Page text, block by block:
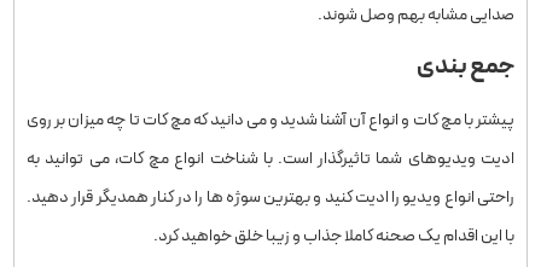
صدایی مشابه بهم وصل شوند.
جمع بندی
پیشتر با مچ کات و انواع آن آشنا شدید و می دانید که مچ کات تا چه میزان بر روی
ادیت ویدیوهای شما تاثیرگذار است. با شناخت انواع مچ کات، می توانید به
راحتی انواع ویدیو را ادیت کنید و بهترین سوژه ها را در کنار همدیگر قرار دهید.
با این اقدام یک صحنه کاملا جذاب و زیبا خلق خواهید کرد.